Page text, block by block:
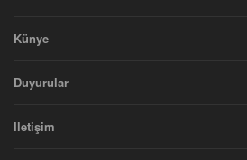
Künye
Duyurular
Iletişim